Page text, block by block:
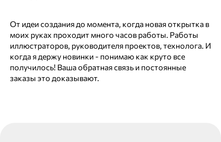
От идеи создания до момента, когда новая открытка в
моих руках проходит много часов работы. Работы
иллюстраторов, руководителя проектов, технолога. И
когда я держу новинки - понимаю как круто все
получилось! Ваша обратная связь и постоянные
заказы это доказывают.